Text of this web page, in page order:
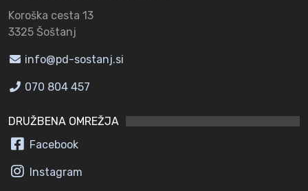
Koroška cesta 13
3325 Šoštanj
info@pd-sostanj.si
070 804 457
DRUŽBENA OMREŽJA
Facebook
Instagram